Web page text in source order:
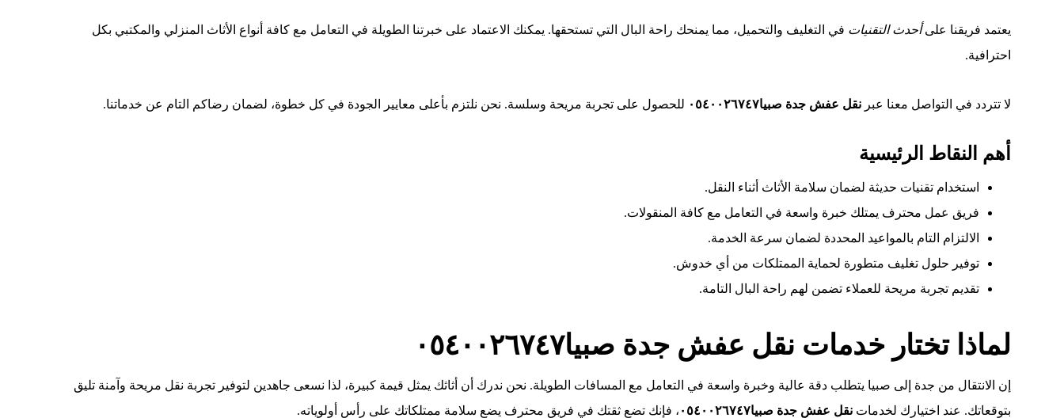
يعتمد فريقنا علىأحدث التقنيات في التغليف والتحميل، مما يمنحك راحة البال التي تستحقها. يمكنك الاعتماد على خبرتنا الطويلة في التعامل مع كافة أنواع الأثاث المنزلي والمكتبي بكل
احترافية.
لا تتردد في التواصل معنا عبرنقل عفش جدة صبيا٠٥٤٠٠٢٦٧٤٧ للحصول على تجربة مريحة وسلسة. نحن نلتزم بأعلى معايير الجودة في كل خطوة، لضمان رضاكم التام عن خدماتنا.
أهم النقاط الرئيسية
استخدام تقنيات حديثة لضمان سلامة الأثاث أثناء النقل.
فريق عمل محترف يمتلك خبرة واسعة في التعامل مع كافة المنقولات.
الالتزام التام بالمواعيد المحددة لضمان سرعة الخدمة.
توفير حلول تغليف متطورة لحماية الممتلكات من أي خدوش.
تقديم تجربة مريحة للعملاء تضمن لهم راحة البال التامة.
لماذا تختار خدمات نقل عفش جدة صبيا٠٥٤٠٠٢٦٧٤٧
إن الانتقال من جدة إلى صبيا يتطلب دقة عالية وخبرة واسعة في التعامل مع المسافات الطويلة. نحن ندرك أن أثاثك يمثل قيمة كبيرة، لذا نسعى جاهدين لتوفير تجربة نقل مريحة وآمنة تليق
بتوقعاتك. عند اختيارك لخدماتنقل عفش جدة صبيا٠٥٤٠٠٢٦٧٤٧ ، فإنك تضع ثقتك في فريق محترف يضع سلامة ممتلكاتك على رأس أولوياته.